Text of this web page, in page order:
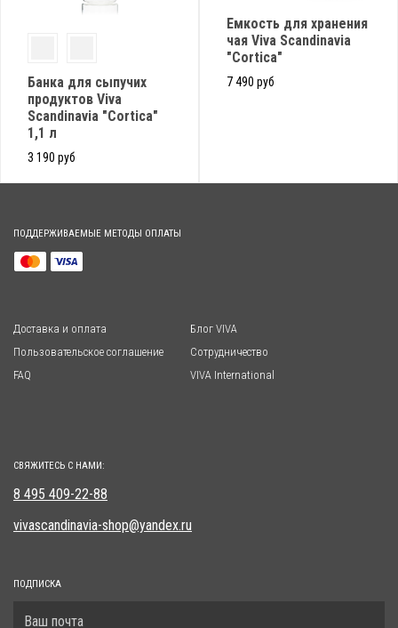
Банка для сыпучих
продуктов Viva
Scandinavia "Cortica"
1,1 л
3 190 руб
Емкость для хранения
чая Viva Scandinavia
"Cortica"
7 490 руб
ПОДДЕРЖИВАЕМЫЕ МЕТОДЫ ОПЛАТЫ
Доставка и оплата
Пользовательское соглашение
FAQ
Блог VIVA
Сотрудничество
VIVA International
СВЯЖИТЕСЬ С НАМИ:
8 495 409-22-88
vivascandinavia-shop@yandex.ru
ПОДПИСКА